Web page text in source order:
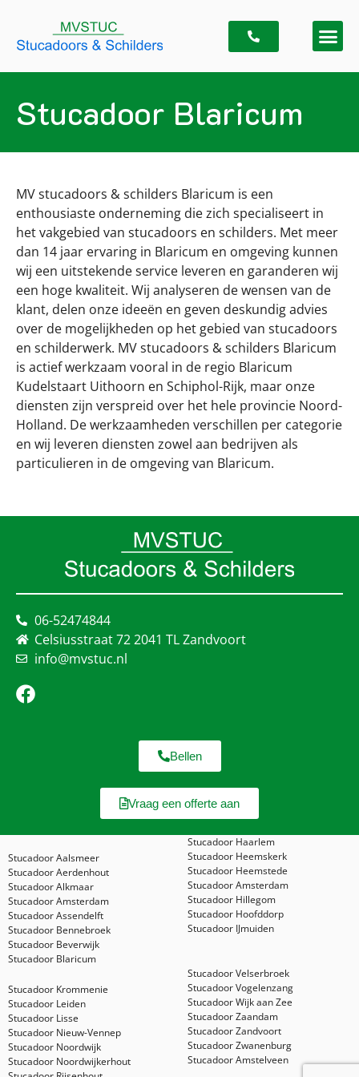
Stucadoor Blaricum
MV stucadoors & schilders Blaricum is een
enthousiaste onderneming die zich specialiseert in
het vakgebied van stucadoors en schilders. Met meer
dan 14 jaar ervaring in Blaricum en omgeving kunnen
wij een uitstekende service leveren en garanderen wij
een hoge kwaliteit. Wij analyseren de wensen van de
klant, delen onze ideeën en geven deskundig advies
over de mogelijkheden op het gebied van stucadoors
en schilderwerk. MV stucadoors & schilders Blaricum
is actief werkzaam vooral in de regio Blaricum
Kudelstaart Uithoorn en Schiphol-Rijk, maar onze
diensten zijn verspreid over het hele provincie Noord-
Holland. De werkzaamheden verschillen per categorie
en wij leveren diensten zowel aan bedrijven als
particulieren in de omgeving van Blaricum.
06-52474844
Celsiusstraat 72 2041 TL Zandvoort
info@mvstuc.nl
Bellen
Vraag een offerte aan
Stucadoor Aalsmeer
Stucadoor Aerdenhout
Stucadoor Alkmaar
Stucadoor Amsterdam
Stucadoor Assendelft
Stucadoor Bennebroek
Stucadoor Beverwijk
Stucadoor Blaricum
Stucadoor Haarlem
Stucadoor Heemskerk
Stucadoor Heemstede
Stucadoor Amsterdam
Stucadoor Hillegom
Stucadoor Hoofddorp
Stucadoor IJmuiden
Stucadoor Krommenie
Stucadoor Leiden
Stucadoor Lisse
Stucadoor Nieuw-Vennep
Stucadoor Noordwijk
Stucadoor Noordwijkerhout
Stucadoor Velserbroek
Stucadoor Vogelenzang
Stucadoor Wijk aan Zee
Stucadoor Zaandam
Stucadoor Zandvoort
Stucadoor Zwanenburg
Stucadoor Amstelveen